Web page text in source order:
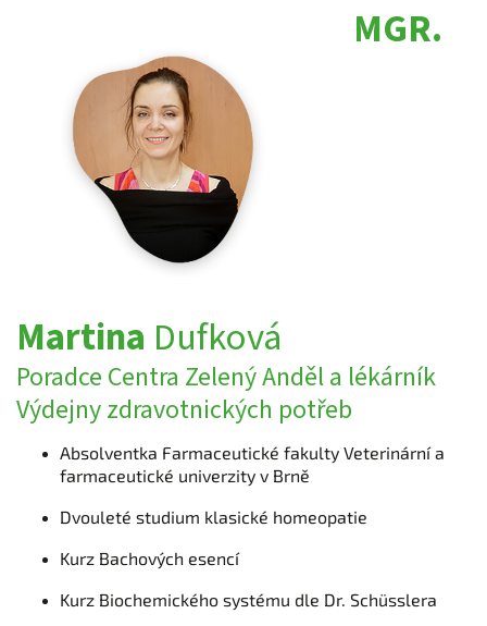
MGR.
Martina Dufková
Poradce Centra Zelený Anděl a lékárník
Výdejny zdravotnických potřeb
Absolventka Farmaceutické fakulty Veterinární a
farmaceutické univerzity v Brně
Dvouleté studium klasické homeopatie
Kurz Bachových esencí
Kurz Biochemického systému dle Dr. Schüsslera